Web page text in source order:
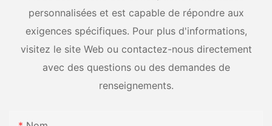
personnalisées et est capable de répondre aux
exigences spécifiques. Pour plus d'informations,
visitez le site Web ou contactez-nous directement
avec des questions ou des demandes de
renseignements.